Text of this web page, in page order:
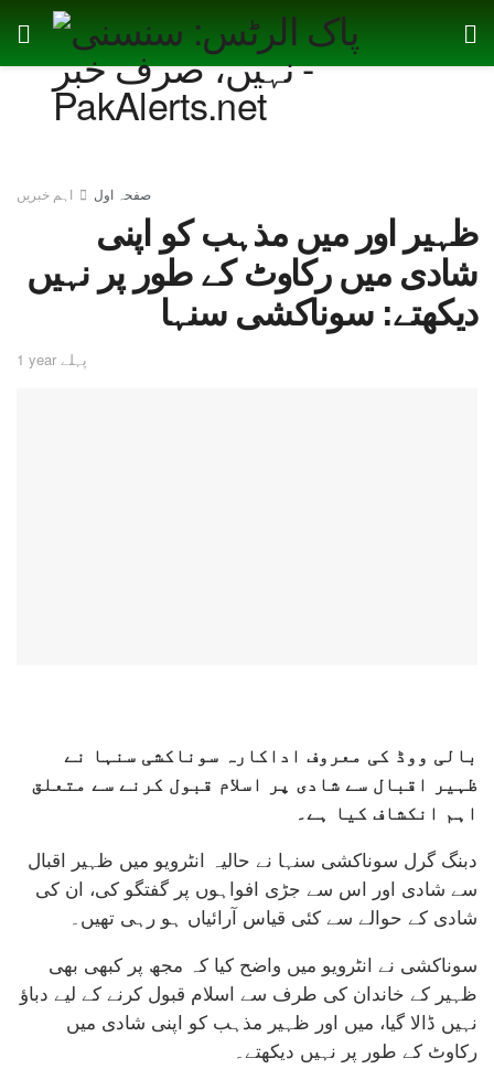
صفحہ اول اہم خبریں
ظہیر اور میں مذہب کو اپنی
شادی میں رکاوٹ کے طور پر نہیں
دیکھتے: سوناکشی سنہا
1 year پہلے
بالی ووڈ کی معروف اداکارہ سوناکشی سنہا نے
ظہیر اقبال سے شادی پر اسلام قبول کرنے سے متعلق
اہم انکشاف کیا ہے۔
دبنگ گرل سوناکشی سنہا نے حالیہ انٹرویو میں ظہیر اقبال
سے شادی اور اس سے جڑی افواہوں پر گفتگو کی، ان کی
شادی کے حوالے سے کئی قیاس آرائیاں ہو رہی تھیں۔
سوناکشی نے انٹرویو میں واضح کیا کہ مجھ پر کبھی بھی
ظہیر کے خاندان کی طرف سے اسلام قبول کرنے کے لیے دباؤ
نہیں ڈالا گیا، میں اور ظہیر مذہب کو اپنی شادی میں
رکاوٹ کے طور پر نہیں دیکھتے۔